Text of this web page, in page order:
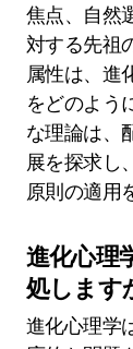
焦点、自然
対する先祖
属性は、進
をどのよう
な理論は、
展を探求し
原則の適用
進化心理
処します
進化心理学